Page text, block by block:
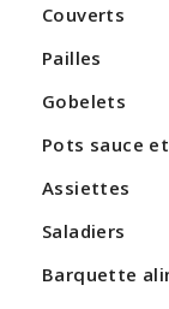
Couverts
Pailles
Gobelets
Pots sauce
Assiettes
Saladiers
Barquette